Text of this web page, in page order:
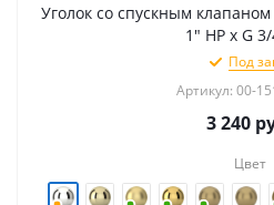
Уголок со спускным
1" НР х G
Под
Артикул: 00-
3 240
Цвет